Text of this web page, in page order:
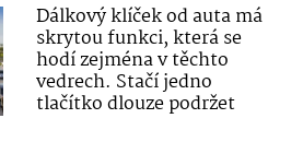
Dálkový klíček od auta má
skrytou funkci, která se
hodí zejména v těchto
vedrech. Stačí jedno
tlačítko dlouze podržet